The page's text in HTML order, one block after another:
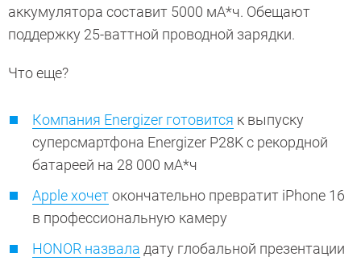
аккумулятора составит 5000 мА*ч. Обещают
поддержку 25-ваттной проводной зарядки.
Что еще?
Компания Energizer готовится к выпуску
суперсмартфона Energizer P28K с рекордной
батареей на 28 000 мА*ч
Apple хочетокончательно превратит iPhone 16
в профессиональную камеру
HONOR назвала дату глобальной презентации